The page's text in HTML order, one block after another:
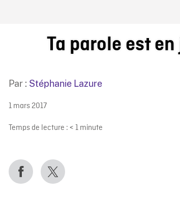
ONF
Ta parole est
Par : Stéphanie Lazure
1 mars 2017
Temps de lecture : < 1 minute